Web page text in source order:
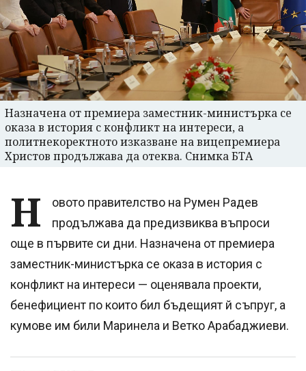
Назначена от премиера заместник-министърка се
оказа в история с конфликт на интереси, а
политнекоректното изказване на вицепремиера
Христов продължава да отеква. Снимка БТА
Н
овото правителство на Румен Радев
продължава да предизвиква въпроси
още в първите си дни. Назначена от премиера
заместник-министърка се оказа в история с
конфликт на интереси — оценявала проекти,
бенефициент по които бил бъдещият й съпруг, а
кумове им били Маринела и Ветко Арабаджиеви.